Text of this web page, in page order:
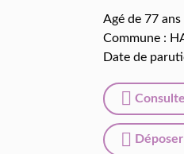
Agé de 77 ans
Commune :
Date de